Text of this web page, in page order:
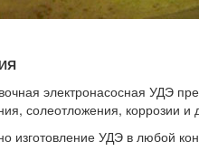
электронасосная УДЭ
солеотложения, коррозии и
изготовление УДЭ в любой